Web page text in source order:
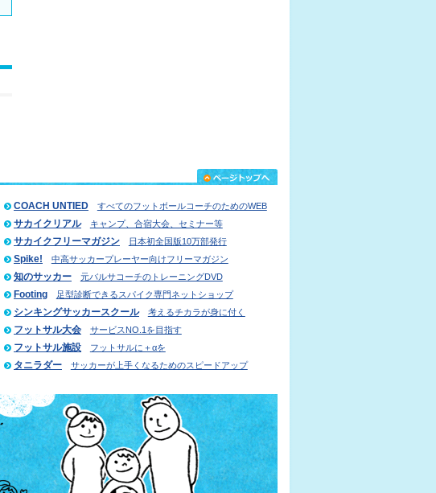
COACH UNTIED すべてのフットボールコーチのためのWEB
サカイクリアル キャンプ、合宿大会、セミナー等
サカイクフリーマガジン 日本初全国版10万部発行
Spike! 中高サッカープレーヤー向けフリーマガジン
知のサッカー 元バルサコーチのトレーニングDVD
Footing 足型診断できるスパイク専門ネットショップ
シンキングサッカースクール 考えるチカラが身に付く
フットサル大会 サービスNO.1を目指す
フットサル施設 フットサルに＋αを
タニラダー サッカーが上手くなるためのスピードアップ